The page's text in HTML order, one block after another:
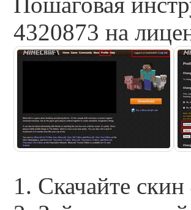
4320873 на
Скачайте